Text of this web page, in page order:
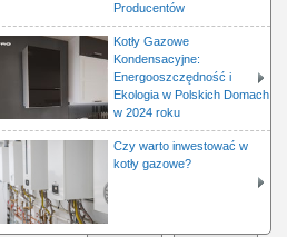
Producentów
Kotły Gazowe
Kondensacyjne:
Energooszczędność i
Ekologia w Polskich Domach
w 2024 roku
Czy warto inwestować w
kotły gazowe?